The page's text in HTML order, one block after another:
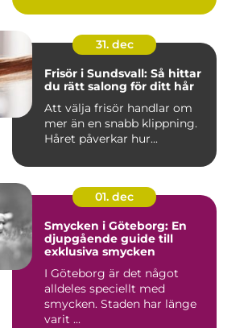
31. dec
Frisör i Sundsvall: Så hittar
du rätt salong för ditt hår
Att välja frisör handlar om
mer än en snabb klippning.
Håret påverkar hur...
01. dec
Smycken i Göteborg: En
djupgående guide till
exklusiva smycken
I Göteborg är det något
alldeles speciellt med
smycken. Staden har länge
varit ...